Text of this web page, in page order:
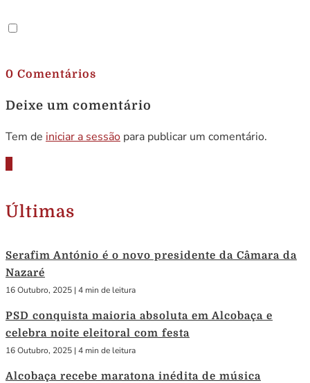
0 Comentários
Deixe um comentário
Tem de iniciar a sessão para publicar um comentário.
Últimas
Serafim António é o novo presidente da Câmara da
Nazaré
16 Outubro, 2025 | 4 min de leitura
PSD conquista maioria absoluta em Alcobaça e
celebra noite eleitoral com festa
16 Outubro, 2025 | 4 min de leitura
Alcobaça recebe maratona inédita de música